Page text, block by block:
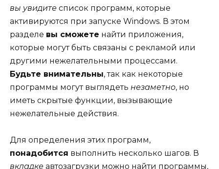
вы увидите список программ, которые
активируются при запуске Windows. В этом
разделе вы сможете найти приложения,
которые могут быть связаны с рекламой или
другими нежелательными процессами.
Будьте внимательны, так как некоторые
программы могут выглядеть незаметно, но
иметь скрытые функции, вызывающие
нежелательные действия.
Для определения этих программ,
понадобится выполнить несколько шагов. В
вкладке автозагрузки можно найти программы,